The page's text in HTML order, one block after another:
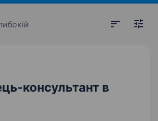
консультант в